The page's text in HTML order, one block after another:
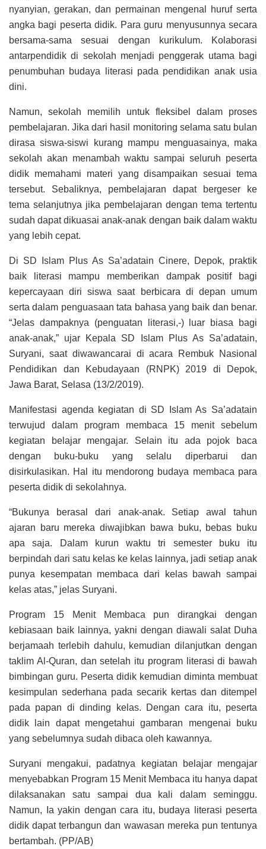
nyanyian, gerakan, dan permainan mengenal huruf serta
angka bagi peserta didik. Para guru menyusunnya secara
bersama-sama sesuai dengan kurikulum. Kolaborasi
antarpendidik di sekolah menjadi penggerak utama bagi
penumbuhan budaya literasi pada pendidikan anak usia
dini.
Namun, sekolah memilih untuk fleksibel dalam proses
pembelajaran. Jika dari hasil monitoring selama satu bulan
dirasa siswa-siswi kurang mampu menguasainya, maka
sekolah akan menambah waktu sampai seluruh peserta
didik memahami materi yang disampaikan sesuai tema
tersebut. Sebaliknya, pembelajaran dapat bergeser ke
tema selanjutnya jika pembelajaran dengan tema tertentu
sudah dapat dikuasai anak-anak dengan baik dalam waktu
yang lebih cepat.
Di SD Islam Plus As Sa’adatain Cinere, Depok, praktik
baik literasi mampu memberikan dampak positif bagi
kepercayaan diri siswa saat berbicara di depan umum
serta dalam penguasaan tata bahasa yang baik dan benar.
“Jelas dampaknya (penguatan literasi,-) luar biasa bagi
anak-anak,” ujar Kepala SD Islam Plus As Sa’adatain,
Suryani, saat diwawancarai di acara Rembuk Nasional
Pendidikan dan Kebudayaan (RNPK) 2019 di Depok,
Jawa Barat, Selasa (13/2/2019).
Manifestasi agenda kegiatan di SD Islam As Sa’adatain
terwujud dalam program membaca 15 menit sebelum
kegiatan belajar mengajar. Selain itu ada pojok baca
dengan buku-buku yang selalu diperbarui dan
disirkulasikan. Hal itu mendorong budaya membaca para
peserta didik di sekolahnya.
“Bukunya berasal dari anak-anak. Setiap awal tahun
ajaran baru mereka diwajibkan bawa buku, bebas buku
apa saja. Dalam kurun waktu tri semester buku itu
berpindah dari satu kelas ke kelas lainnya, jadi setiap anak
punya kesempatan membaca dari kelas bawah sampai
kelas atas,” jelas Suryani.
Program 15 Menit Membaca pun dirangkai dengan
kebiasaan baik lainnya, yakni dengan diawali salat Duha
berjamaah terlebih dahulu, kemudian dilanjutkan dengan
taklim Al-Quran, dan setelah itu program literasi di bawah
bimbingan guru. Peserta didik kemudian diminta membuat
kesimpulan sederhana pada secarik kertas dan ditempel
pada papan di dinding kelas. Dengan cara itu, peserta
didik lain dapat mengetahui gambaran mengenai buku
yang sebelumnya sudah dibaca oleh kawannya.
Suryani mengakui, padatnya kegiatan belajar mengajar
menyebabkan Program 15 Menit Membaca itu hanya dapat
dilaksanakan satu sampai dua kali dalam seminggu.
Namun, Ia yakin dengan cara itu, budaya literasi peserta
didik dapat terbangun dan wawasan mereka pun tentunya
bertambah. (PP/AB)